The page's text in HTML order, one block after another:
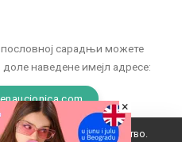
сарадњи можете
наведене имејл адресе:
да побољша ваше искуство.
×